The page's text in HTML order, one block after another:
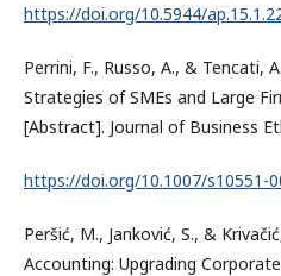
https://doi.org/10.5944/
Perrini, F., Russo, A., & Tencati,
Strategies of SMEs and Large
[Abstract]. Journal of Business
https://doi.org/10.1007/s10551-
Peršić, M., Janković, S., &
Accounting: Upgrading